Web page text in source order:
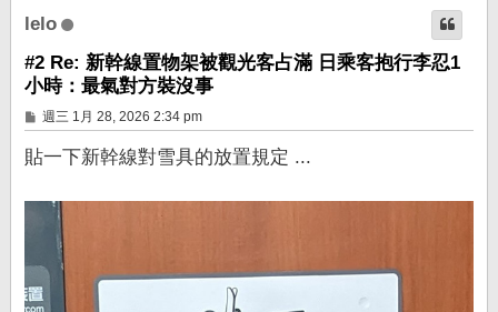
lelo
#2 Re: 新幹線置物架被觀光客占滿 日乘客抱行李忍1
小時：最氣對方裝沒事
文
章
週三 1月 28, 2026 2:34 pm
貼一下新幹線對雪具的放置規定 ...